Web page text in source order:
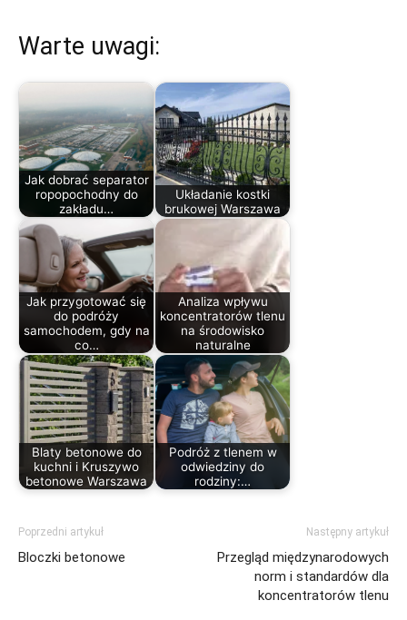
Warte uwagi:
Jak dobrać separator
ropopochodny do
zakładu…
Układanie kostki
brukowej Warszawa
Jak przygotować się
do podróży
samochodem, gdy na
co…
Analiza wpływu
koncentratorów tlenu
na środowisko
naturalne
Blaty betonowe do
kuchni i Kruszywo
betonowe Warszawa
Podróż z tlenem w
odwiedziny do
rodziny:…
Poprzedni artykuł
Bloczki betonowe
Następny artykuł
Przegląd międzynarodowych
norm i standardów dla
koncentratorów tlenu